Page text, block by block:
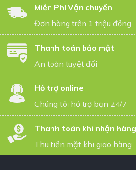
Miễn Phí Vận chuyển
Đơn hàng trên 1 triệu đồng
Thanh toán bảo mật
An toàn tuyệt đối
Hỗ trợ online
Chúng tôi hỗ trợ bạn 24/7
Thanh toán khi nhận hàng
Thu tiền mặt khi giao hàng